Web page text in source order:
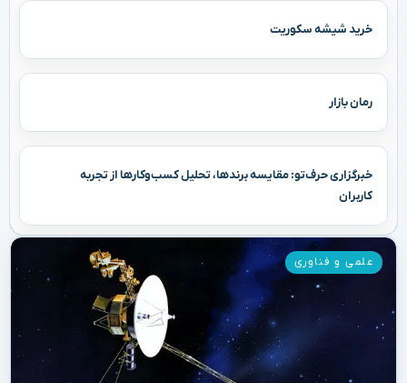
خرید شیشه سکوریت
رمان بازار
خبرگزاری حرف‌تو: مقایسه برندها، تحلیل کسب‌وکارها از تجربه
کاربران
علمی و فناوری